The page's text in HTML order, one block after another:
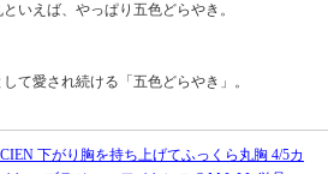
いえば、やっぱり五色どらやき。
て愛され続ける「五色どらやき」。
下がり胸を持ち上げてふっくら丸胸 4/5カ